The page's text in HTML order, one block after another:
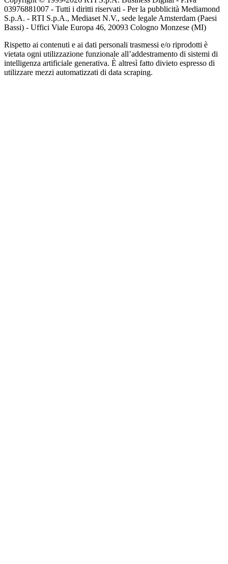
03976881007 - Tutti i diritti riservati - Per la pubblicità Mediamond
S.p.A. - RTI S.p.A., Mediaset N.V., sede legale Amsterdam (Paesi
Bassi) - Uffici Viale Europa 46, 20093 Cologno Monzese (MI)
Rispetto ai contenuti e ai dati personali trasmessi e/o riprodotti è
vietata ogni utilizzazione funzionale all’addestramento di sistemi di
intelligenza artificiale generativa. È altresì fatto divieto espresso di
utilizzare mezzi automatizzati di data scraping.